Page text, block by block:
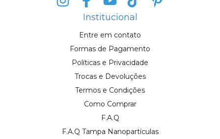
Institucional
Entre em contato
Formas de Pagamento
Políticas e Privacidade
Trocas e Devoluções
Termos e Condições
Como Comprar
F.A.Q
F.A.Q Tampa Nanopartículas